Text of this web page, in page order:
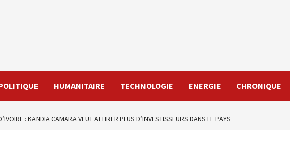
HUMANITAIRE TECHNOLOGIE ENERGIE CHRONIQUE
: KANDIA CAMARA VEUT ATTIRER PLUS D’INVESTISSEURS DANS LE PAYS